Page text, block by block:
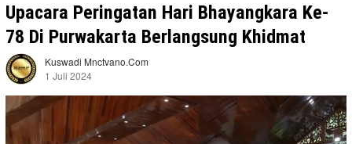
Upacara Peringatan Hari Bhayangkara Ke-
78 Di Purwakarta Berlangsung Khidmat
Kuswadi Mnctvano.com
1 Juli 2024